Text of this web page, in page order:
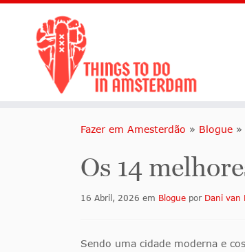
Fazer em Amesterdão » Blogue »
Os 14
16 Abril, 2026 em Blogue por Dani van
Sendo uma cidade moderna e